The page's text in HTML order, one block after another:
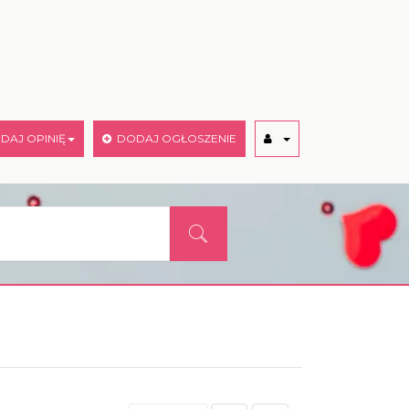
OPINIĘ DODAJ OGŁOSZENIE